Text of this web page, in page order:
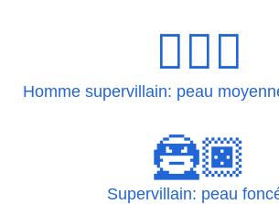
🦹🏾‍♂️
Homme supervillain: peau
🦹🏿
Supervillain: peau